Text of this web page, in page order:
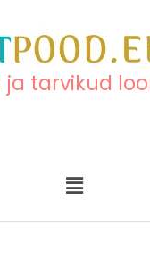
ja tarvikud
Menu